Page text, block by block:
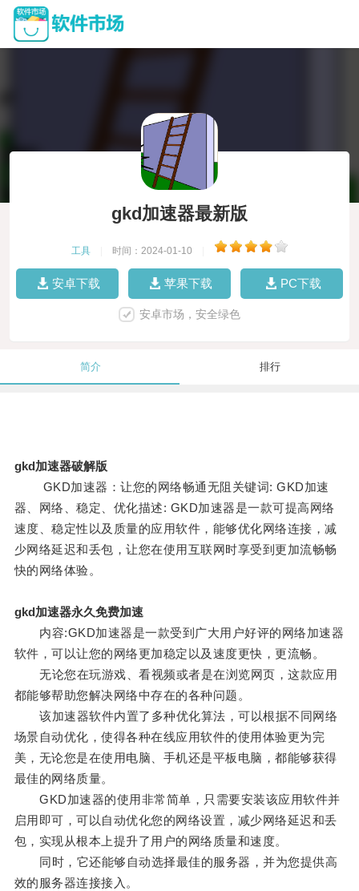
gkd加速器最新版
工具 时间：2024-01-10
安卓下载 苹果下载 PC下载
安卓市场，安全绿色
简介 排行
gkd加速器破解版
GKD加速器：让您的网络畅通无阻关键词: GKD加速
器、网络、稳定、优化描述: GKD加速器是一款可提高网络
速度、稳定性以及质量的应用软件，能够优化网络连接，减
少网络延迟和丢包，让您在使用互联网时享受到更加流畅畅
快的网络体验。
gkd加速器永久免费加速
内容:GKD加速器是一款受到广大用户好评的网络加速器
软件，可以让您的网络更加稳定以及速度更快，更流畅。
无论您在玩游戏、看视频或者是在浏览网页，这款应用
都能够帮助您解决网络中存在的各种问题。
该加速器软件内置了多种优化算法，可以根据不同网络
场景自动优化，使得各种在线应用软件的使用体验更为完
美，无论您是在使用电脑、手机还是平板电脑，都能够获得
最佳的网络质量。
GKD加速器的使用非常简单，只需要安装该应用软件并
启用即可，可以自动优化您的网络设置，减少网络延迟和丢
包，实现从根本上提升了用户的网络质量和速度。
同时，它还能够自动选择最佳的服务器，并为您提供高
效的服务器连接接入。